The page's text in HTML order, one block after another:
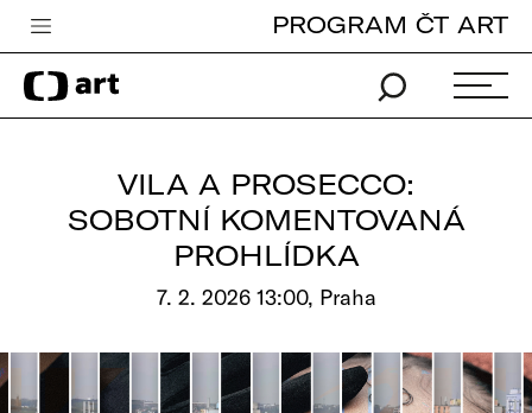
Česká televize
Zpravodajství
iVysílání
edu
Vše o ČT
PROGRAM ČT ART
VILA A PROSECCO:
SOBOTNÍ KOMENTOVANÁ
PROHLÍDKA
7. 2. 2026 13:00, Praha